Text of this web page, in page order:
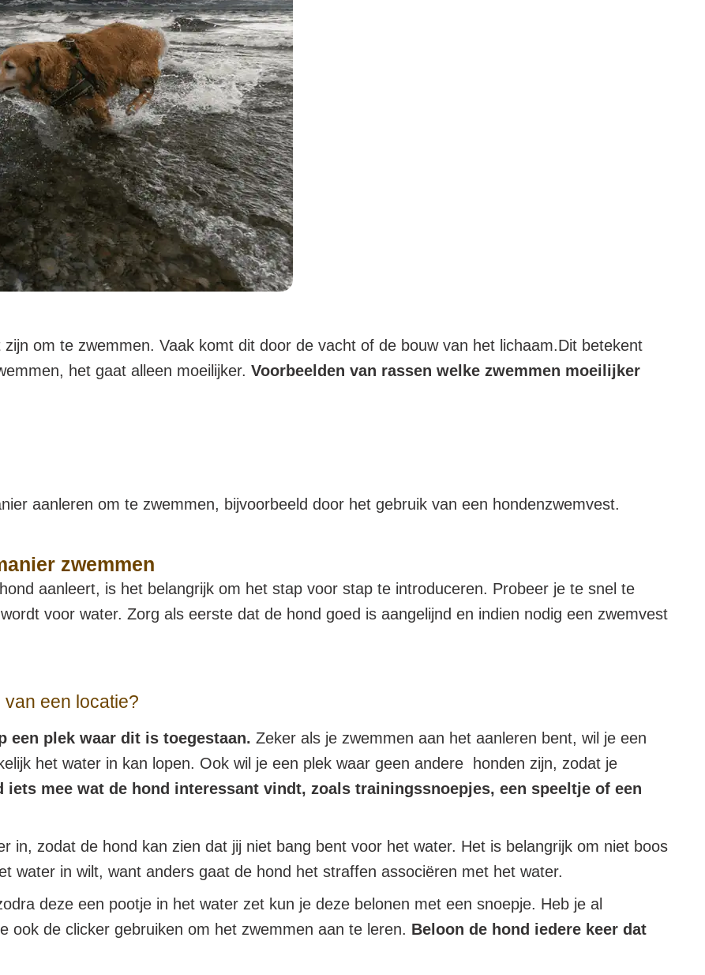
om te zwemmen. Vaak komt dit door de vacht of de bouw van het lichaam.Dit betekent
het gaat alleen moeilijker. Voorbeelden van rassen welke zwemmen moeilijker
aanleren om te zwemmen, bijvoorbeeld door het gebruik van een hondenzwemvest.
zwemmen
aanleert, is het belangrijk om het stap voor stap te introduceren. Probeer je te snel te
voor water. Zorg als eerste dat de hond goed is aangelijnd en indien nodig een zwemvest
een locatie?
een plek waar dit is toegestaan. Zeker als je zwemmen aan het aanleren bent, wil je een
het water in kan lopen. Ook wil je een plek waar geen andere honden zijn, zodat je
iets mee wat de hond interessant vindt, zoals trainingssnoepjes, een speeltje of een
in, zodat de hond kan zien dat jij niet bang bent voor het water. Het is belangrijk om niet boos
water in wilt, want anders gaat de hond het straffen associëren met het water.
deze een pootje in het water zet kun je deze belonen met een snoepje. Heb je al
ook de clicker gebruiken om het zwemmen aan te leren. Beloon de hond iedere keer dat